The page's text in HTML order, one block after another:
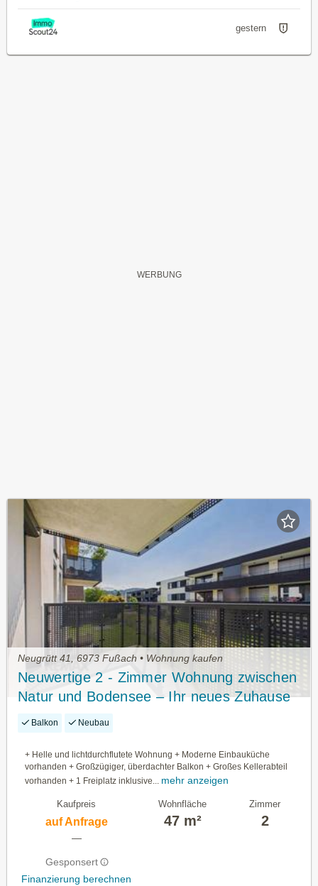
gestern
Neugrütt 41, 6973 Fußach • Wohnung kaufen
Neuwertige 2 - Zimmer Wohnung zwischen
Natur und Bodensee – Ihr neues Zuhause
Balkon Neubau
+ Helle und lichtdurchflutete Wohnung + Moderne Einbauküche
vorhanden + Großzügiger, überdachter Balkon + Großes Kellerabteil
vorhanden + 1 Freiplatz inklusive... mehr anzeigen
Kaufpreis
auf Anfrage
—
Gesponsert
Finanzierung berechnen
Wohnfläche
47 m²
Zimmer
2